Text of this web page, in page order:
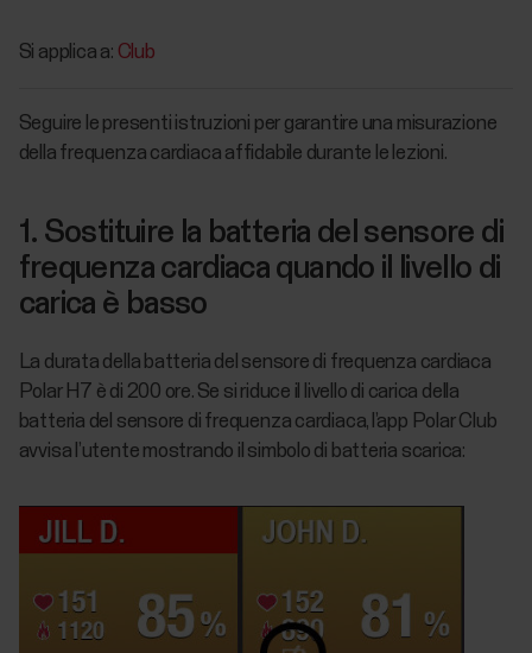
Si applica a: Club
Seguire le presenti istruzioni per garantire una misurazione
della frequenza cardiaca affidabile durante le lezioni.
1. Sostituire la batteria del sensore di
frequenza cardiaca quando il livello di
carica è basso
La durata della batteria del sensore di frequenza cardiaca
Polar H7 è di 200 ore. Se si riduce il livello di carica della
batteria del sensore di frequenza cardiaca, l’app Polar Club
avvisa l’utente mostrando il simbolo di batteria scarica: